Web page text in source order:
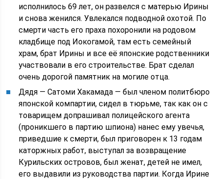
исполнилось 69 лет, он развелся с матерью Ирины
и снова женился. Увлекался подводной охотой. По
смерти часть его праха похоронили на родовом
кладбище под Иокогамой, там есть семейный
храм, брат Ирины и все её японские родственники
участвовали в его строительстве. Брат сделал
очень дорогой памятник на могиле отца.
Дядя — Сатоми Хакамада — был членом политбюро
японской компартии, сидел в тюрьме, так как он с
товарищем допрашивал полицейского агента
(проникшего в партию шпиона) нанес ему увечья,
приведшие к смерти, был приговорен к 13 годам
каторжных работ, выступал за возвращение
Курильских островов, был женат, детей не имел,
его выдавили из руководства партии. Когда Ирине